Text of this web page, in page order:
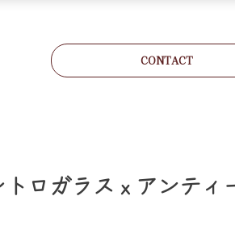
CONTACT
ロガラス x アンテ